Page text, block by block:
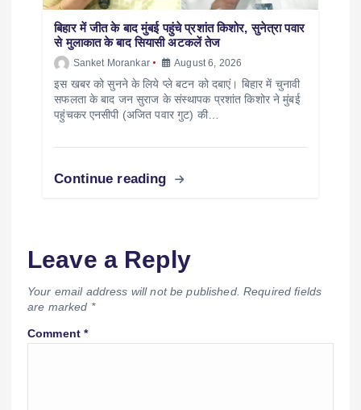
बिहार में जीत के बाद मुंबई पहुंचे प्रशांत किशोर, सुनेत्रा पवार
से मुलाकात के बाद सियासी अटकलें तेज
Sanket Morankar August 6, 2026
इस खबर को सुनने के लिये प्ले बटन को दबाएं। बिहार में चुनावी
सफलता के बाद जन सुराज के संस्थापक प्रशांत किशोर ने मुंबई
पहुंचकर एनसीपी (अजित पवार गुट) की…
Continue reading
Leave a Reply
Your email address will not be published. Required fields
are marked *
Comment*